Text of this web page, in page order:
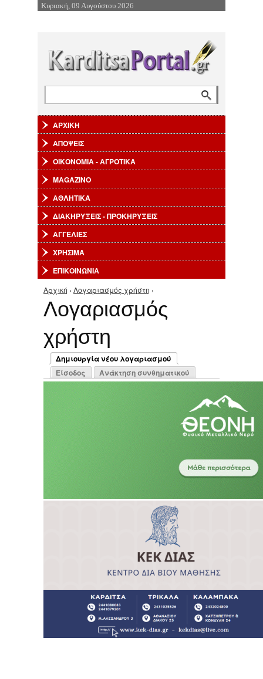
Επιστροφή στην Πλοήγηση
Κυριακή, 09 Αυγούστου 2026
ΑΡΧΙΚΗ
ΑΠΟΨΕΙΣ
ΟΙΚΟΝΟΜΙΑ - ΑΓΡΟΤΙΚΑ
MAGAZINO
ΑΘΛΗΤΙΚΑ
ΔΙΑΚΗΡΥΞΕΙΣ - ΠΡΟΚΗΡΥΞΕΙΣ
ΑΓΓΕΛΙΕΣ
ΧΡΗΣΙΜΑ
ΕΠΙΚΟΙΝΩΝΙΑ
Είστε εδώ
Αρχική › Λογαριασμός χρήστη ›
Λογαριασμός
χρήστη
Πρωτεύουσες καρτέλες
Δημιουργία νέου λογαριασμού
(ενεργή καρτέλα)
Είσοδος Ανάκτηση συνθηματικού